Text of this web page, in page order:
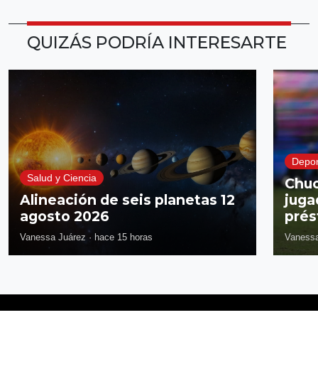
QUIZÁS PODRÍA INTERESARTE
Salud y Ciencia
Alineación de seis planetas 12
agosto 2026
Vanessa Juárez · hace 15 horas